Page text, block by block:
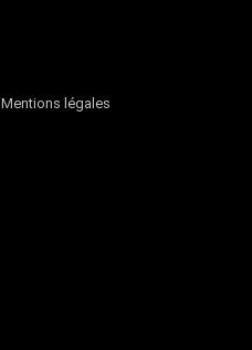
Mentions légales